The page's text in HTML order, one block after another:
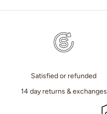
Satisfied or refunded
14 day returns & exchanges